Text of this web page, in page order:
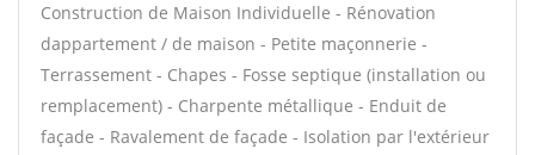
Construction de Maison Individuelle - Rénovation
dappartement / de maison - Petite maçonnerie -
Terrassement - Chapes - Fosse septique (installation ou
remplacement) - Charpente métallique - Enduit de
façade - Ravalement de façade - Isolation par l'extérieur